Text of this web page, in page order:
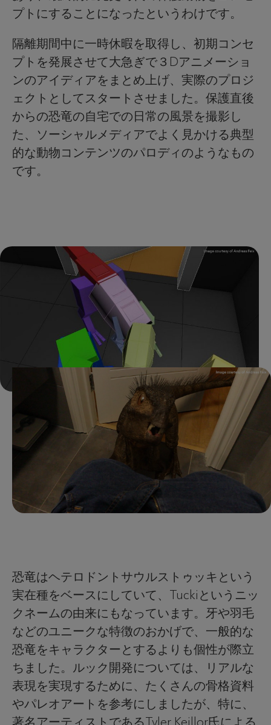
プトにすることになったというわけです。
隔離期間中に一時休暇を取得し、初期コンセ
プトを発展させて大急ぎで３Dアニメーショ
ンのアイディアをまとめ上げ、実際のプロジ
ェクトとしてスタートさせました。保護直後
からの恐竜の自宅での日常の風景を撮影し
た、ソーシャルメディアでよく見かける典型
的な動物コンテンツのパロディのようなもの
です。
恐竜はヘテロドントサウルストゥッキという
実在種をベースにしていて、Tuckiというニッ
クネームの由来にもなっています。牙や羽毛
などのユニークな特徴のおかげで、一般的な
恐竜をキャラクターとするよりも個性が際立
ちました。ルック開発については、リアルな
表現を実現するために、たくさんの骨格資料
やパレオアートを参考にしましたが、特に、
著名アーティストであるTyler Keillor氏による